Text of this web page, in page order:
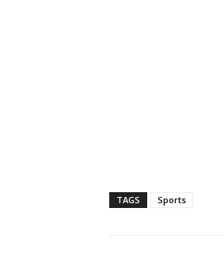
TAGS Sports